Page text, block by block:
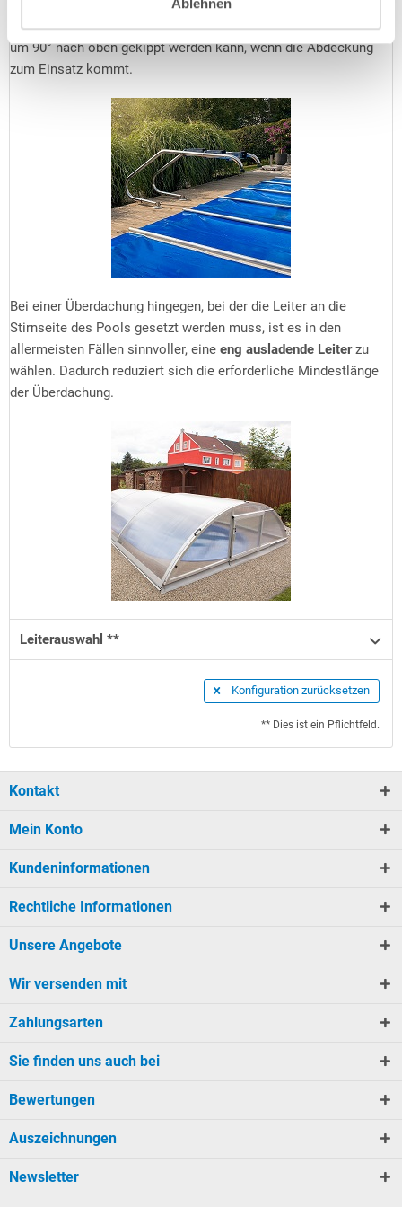
Ablehnen
Befestigungspunkte sich weiter weg vom Beckenrand befinden.
Optional erhältliche Kippgelenke sorgen dafür, dass die Leiter
um 90° nach oben gekippt werden kann, wenn die Abdeckung
zum Einsatz kommt.
Bei einer Überdachung hingegen, bei der die Leiter an die
Stirnseite des Pools gesetzt werden muss, ist es in den
allermeisten Fällen sinnvoller, eine eng ausladende Leiterzu
wählen. Dadurch reduziert sich die erforderliche Mindestlänge
der Überdachung.
Leiterauswahl **
Konfiguration zurücksetzen
** Dies ist ein Pflichtfeld.
Kontakt
Mein Konto
Kundeninformationen
Rechtliche Informationen
Unsere Angebote
Wir versenden mit
Zahlungsarten
Sie finden uns auch bei
Bewertungen
Auszeichnungen
Newsletter